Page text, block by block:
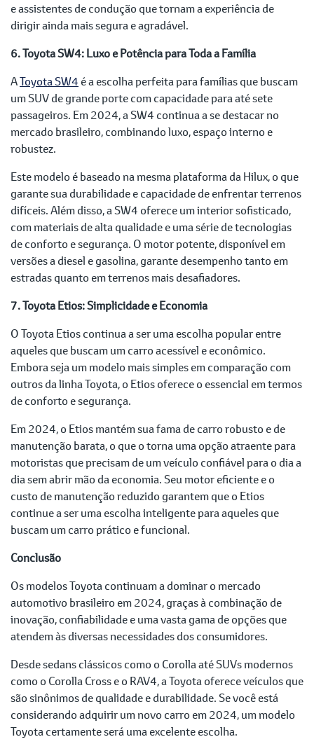
e assistentes de condução que tornam a experiência de
dirigir ainda mais segura e agradável.
6. Toyota SW4: Luxo e Potência para Toda a Família
AToyota SW4 é a escolha perfeita para famílias que buscam
um SUV de grande porte com capacidade para até sete
passageiros. Em 2024, a SW4 continua a se destacar no
mercado brasileiro, combinando luxo, espaço interno e
robustez.
Este modelo é baseado na mesma plataforma da Hilux, o que
garante sua durabilidade e capacidade de enfrentar terrenos
difíceis. Além disso, a SW4 oferece um interior sofisticado,
com materiais de alta qualidade e uma série de tecnologias
de conforto e segurança. O motor potente, disponível em
versões a diesel e gasolina, garante desempenho tanto em
estradas quanto em terrenos mais desafiadores.
7. Toyota Etios: Simplicidade e Economia
O Toyota Etios continua a ser uma escolha popular entre
aqueles que buscam um carro acessível e econômico.
Embora seja um modelo mais simples em comparação com
outros da linha Toyota, o Etios oferece o essencial em termos
de conforto e segurança.
Em 2024, o Etios mantém sua fama de carro robusto e de
manutenção barata, o que o torna uma opção atraente para
motoristas que precisam de um veículo confiável para o dia a
dia sem abrir mão da economia. Seu motor eficiente e o
custo de manutenção reduzido garantem que o Etios
continue a ser uma escolha inteligente para aqueles que
buscam um carro prático e funcional.
Conclusão
Os modelos Toyota continuam a dominar o mercado
automotivo brasileiro em 2024, graças à combinação de
inovação, confiabilidade e uma vasta gama de opções que
atendem às diversas necessidades dos consumidores.
Desde sedans clássicos como o Corolla até SUVs modernos
como o Corolla Cross e o RAV4, a Toyota oferece veículos que
são sinônimos de qualidade e durabilidade. Se você está
considerando adquirir um novo carro em 2024, um modelo
Toyota certamente será uma excelente escolha.